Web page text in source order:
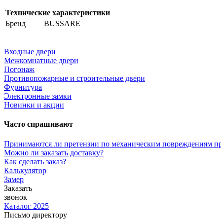
Технические характеристики
Бренд
BUSSARE
Входные двери
Межкомнатные двери
Погонаж
Противопожарные и строительные двери
Фурнитура
Электронные замки
Новинки и акции
Часто спрашивают
Принимаются ли претензии по механическим повреждениям
Можно ли заказать доставку?
Как сделать заказ?
Калькулятор
Замер
Заказать
звонок
Каталог 2025
Письмо директору